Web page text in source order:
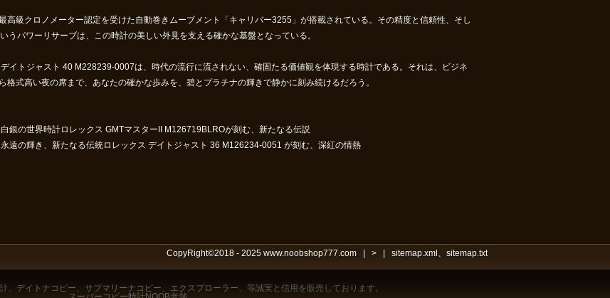
高級クロノメーター認定を受けた自動巻きムーブメント「キャリバー3255」が搭載されている。その精度と信頼性、そし
うパワーリサーブは、この時計の美しい外見を支える確かな基盤となっている。
イトジャスト 40 M228239-0007は、時代の流行に流されない、確固たる価値観を体現する時計である。それは、ビジネ
格式高い夜の席まで、あなたの確かな歩みを、碧とプラチナの輝きで静かに刻み続けるだろう。
白銀の世界時計ロレックス GMTマスターII M126719BLROが刻む、新たなる伝説
永遠の輝き、新たなる伝統ロレックス デイトジャスト 36 M126234-0051 が刻む、深紅の情熱
CopyRight©2018 - 2025 www.noobshop777.com > sitemap.xml 、 sitemap.txt
、 デイトナコピー、 サブマリーナコピー、 エクスプローラー、等誠実と信用を販売しております。